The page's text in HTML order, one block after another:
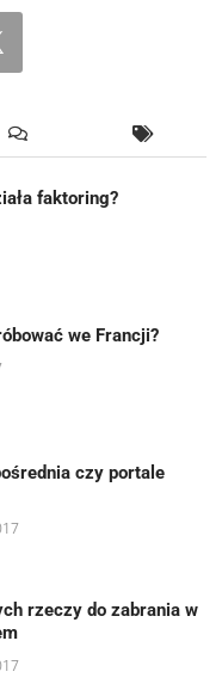
faktoring?
we Francji?
czy portale
rzeczy do zabrania w